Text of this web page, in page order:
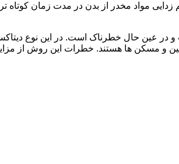
مواد مخدر از بدن در مدت زمان کوتاه
در عین حال خطرناک است. در این نوع
و مسکن ها هستند. خطرات این روش از